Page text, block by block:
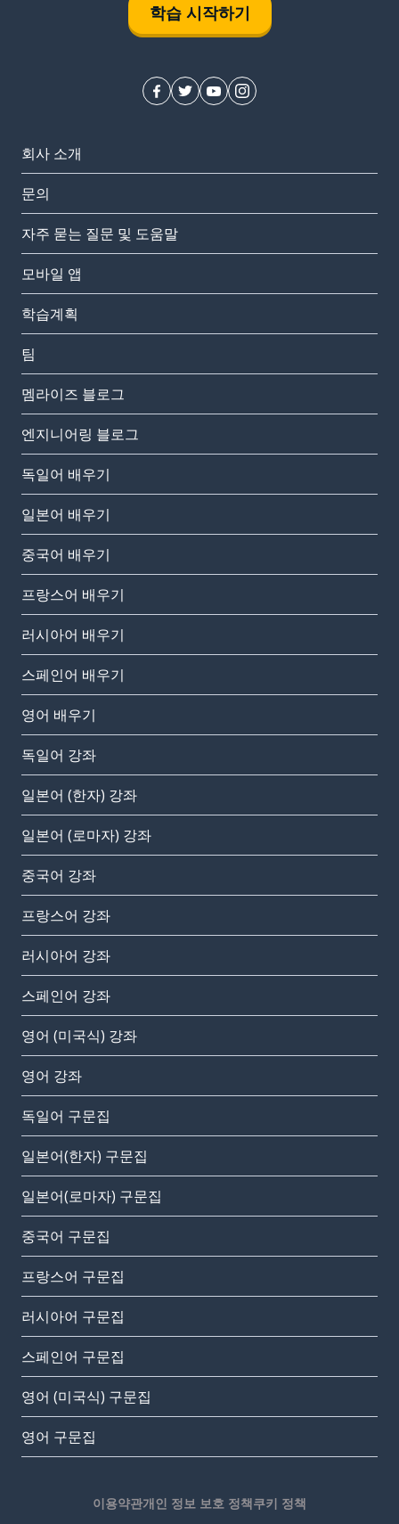
학습 시작하기
회사 소개
문의
자주 묻는 질문 및 도움말
모바일 앱
학습계획
팀
멤라이즈 블로그
엔지니어링 블로그
독일어 배우기
일본어 배우기
중국어 배우기
프랑스어 배우기
러시아어 배우기
스페인어 배우기
영어 배우기
독일어 강좌
일본어 (한자) 강좌
일본어 (로마자) 강좌
중국어 강좌
프랑스어 강좌
러시아어 강좌
스페인어 강좌
영어 (미국식) 강좌
영어 강좌
독일어 구문집
일본어(한자) 구문집
일본어(로마자) 구문집
중국어 구문집
프랑스어 구문집
러시아어 구문집
스페인어 구문집
영어 (미국식) 구문집
영어 구문집
이용약관개인 정보 보호 정책쿠키 정책